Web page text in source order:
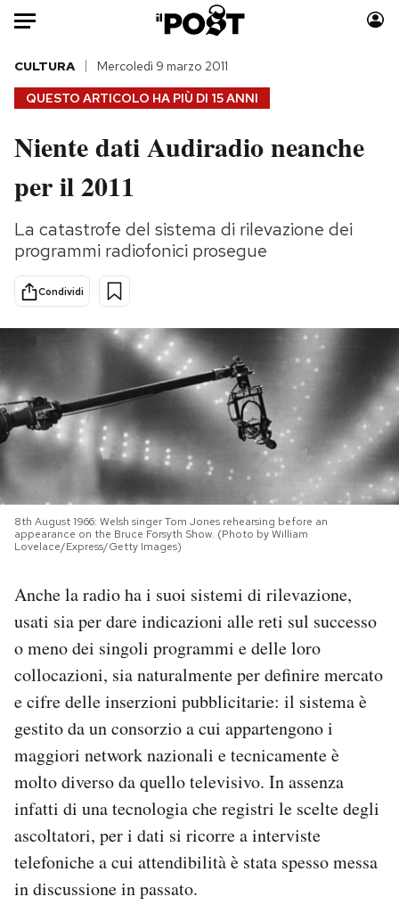
Auto
HOME
Italia
Politica
Tecnologia
Internet
Scienza
Cultura
Economia
Moda
Storie/Idee
Ok Boomer!
Altrecose
Mondiali calcio 2026
PODCAST
NEWSLETTER
I MIEI PREFERITI
CALENDARIO
AREA PERSONALE
Area Personale
Newsletter
Notifiche mobile
Regala il Post
Hai bisogno di aiuto?
QUESTO ARTICOLO HA PIÙ DI 15 ANNI
CULTURA Mercoledì 9 marzo 2011
Niente dati Audiradio neanche
per il 2011
La catastrofe del sistema di rilevazione dei
programmi radiofonici prosegue
Condividi
8th August 1966: Welsh singer Tom Jones rehearsing before an
appearance on the Bruce Forsyth Show. (Photo by William
Lovelace/Express/Getty Images)
Anche la radio ha i suoi sistemi di rilevazione,
usati sia per dare indicazioni alle reti sul successo
o meno dei singoli programmi e delle loro
collocazioni, sia naturalmente per definire mercato
e cifre delle inserzioni pubblicitarie: il sistema è
gestito da un consorzio a cui appartengono i
maggiori network nazionali e tecnicamente è
molto diverso da quello televisivo. In assenza
infatti di una tecnologia che registri le scelte degli
ascoltatori, per i dati si ricorre a interviste
telefoniche a cui attendibilità è stata spesso messa
in discussione in passato.